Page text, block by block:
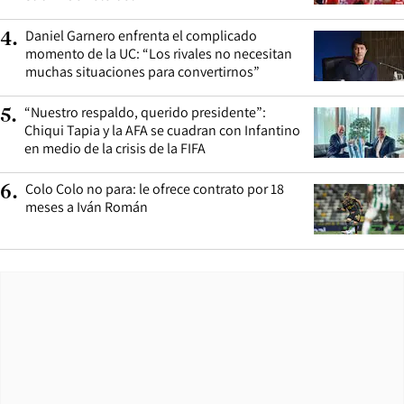
4. Daniel Garnero enfrenta el complicado
momento de la UC: “Los rivales no necesitan
muchas situaciones para convertirnos”
5. “Nuestro respaldo, querido presidente”:
Chiqui Tapia y la AFA se cuadran con Infantino
en medio de la crisis de la FIFA
6. Colo Colo no para: le ofrece contrato por 18
meses a Iván Román